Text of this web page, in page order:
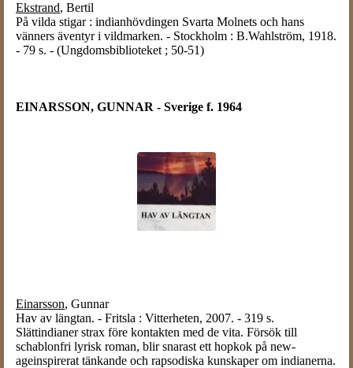
Ekstrand, Bertil
På vilda stigar : indianhövdingen Svarta Molnets och hans
vänners äventyr i vildmarken. - Stockholm : B.Wahlström, 1918.
- 79 s. - (Ungdomsbiblioteket ; 50-51)
EINARSSON, GUNNAR - Sverige f. 1964
Einarsson, Gunnar
Hav av längtan. - Fritsla : Vitterheten, 2007. - 319 s.
Slättindianer strax före kontakten med de vita. Försök till
schablonfri lyrisk roman, blir snarast ett hopkok på new-
ageinspirerat tänkande och rapsodiska kunskaper om indianerna.